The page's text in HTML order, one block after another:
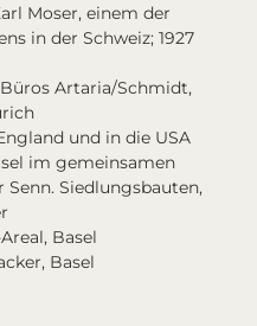
Moser, einem der
in der Schweiz; 1927
Büros Artaria/Schmidt,
und in die USA
im gemeinsamen
Siedlungsbauten,
Basel
Basel